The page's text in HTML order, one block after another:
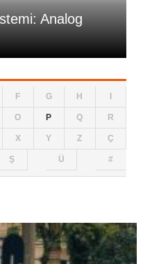
Analog
F G H
O P Q R
X Y Z Ç
Ş Ü #